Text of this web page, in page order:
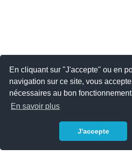
En cliquant sur "J'accepte" ou en
navigation sur ce site, vous
nécessaires au bon
En savoir plus
J'accepte
2026 © JSYS |